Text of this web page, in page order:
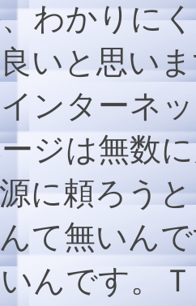
わかりに
いと思い
ンターネ
ジは無数
に頼ろう
て無いん
いんです